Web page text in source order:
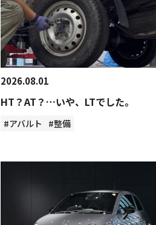
2026.08.01
HT？AT？…いや、LTでした。
#アバルト #整備